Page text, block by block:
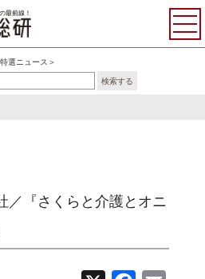
最前線！
選ニュース
検索する
シニア関連ニュース
／『さくらと介護とオニ